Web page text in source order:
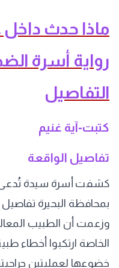
ماذا حدث داخل
رواية أسرة
التفاصيل
كتبت-آية غنيم
تفاصيل الواقعة
كشفت أسرة سيدة تُدعى
بمحافظة البحيرة تفاصيل
وزعمت أن الطبيب
الخاصة ارتكبوا أخطاء
خضوعها لعمليتين